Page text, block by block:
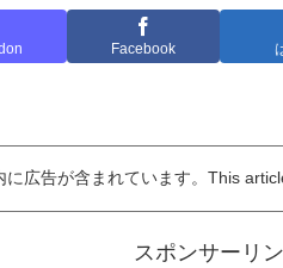
Facebook
に広告が含まれています。This
スポンサーリ